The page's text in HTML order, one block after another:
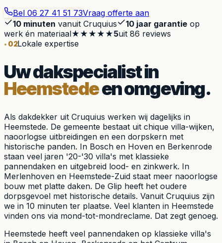
Bel 06 27 41 51 73Vraag offerte aan
10 minuten vanuit Cruquius 10 jaar garantie op
werk én materiaal★★★★★5uit 86 reviews
02Lokale expertise
Uw dakspecialist in
Heemstedeen omgeving.
Als dakdekker uit Cruquius werken wij dagelijks in
Heemstede. De gemeente bestaat uit chique villa-wijken,
naoorlogse uitbreidingen en een dorpskern met
historische panden. In Bosch en Hoven en Berkenrode
staan veel jaren '20-'30 villa's met klassieke
pannendaken en uitgebreid lood- en zinkwerk. In
Merlenhoven en Heemstede-Zuid staat meer naoorlogse
bouw met platte daken. De Glip heeft het oudere
dorpsgevoel met historische details. Vanuit Cruquius zijn
we in 10 minuten ter plaatse. Veel klanten in Heemstede
vinden ons via mond-tot-mondreclame. Dat zegt genoeg.
Heemstede heeft veel pannendaken op klassieke villa's